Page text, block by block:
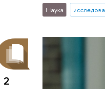
Наука
2